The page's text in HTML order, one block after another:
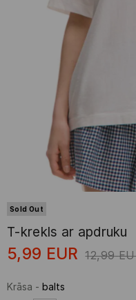
Sold Out
T-krekls ar apdruku
5,99 EUR 12,99
Krāsa - balts